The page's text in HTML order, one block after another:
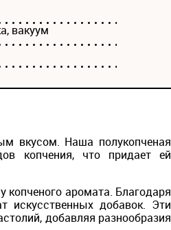
вакуум
вкусом. Наша полукопченая
копчения, что придает ей
копченого аромата. Благодаря
искусственных добавок. Эти
добавляя разнообразия